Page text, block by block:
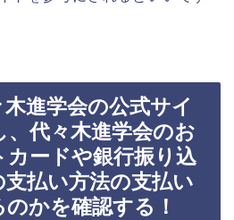
木進学会の公式サイ
、代々木進学会のお
カードや銀行振り込
払い方法の支払い
かを確認する！